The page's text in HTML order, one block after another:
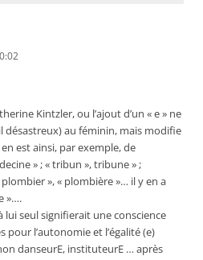
Kintzler, ou l’ajout d’un « e » ne
désastreux) au féminin, mais modifie
est ainsi, par exemple, de
» ; « tribun », tribune » ;
plombier », « plombière »… il y en a
»….
lui seul signifierait une conscience
l’autonomie et l’égalité (e)
danseurE, instituteurE … après